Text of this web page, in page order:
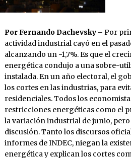
Por Fernando Dachevsky – Por
actividad industrial cayó en el
alcanzando un -1,7%. Es que el
energética condujo a una sobre-
instalada. En un año electoral, el
los cortes en las industrias, para
residenciales. Todos los
restricciones energéticas como el
la variación industrial de junio, pero
discusión. Tanto los discursos
informes de INDEC, niegan la
energética y explican los cortes